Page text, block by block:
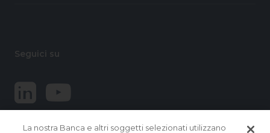
Seguici su
La nostra Banca e altri soggetti selezionati utilizzano